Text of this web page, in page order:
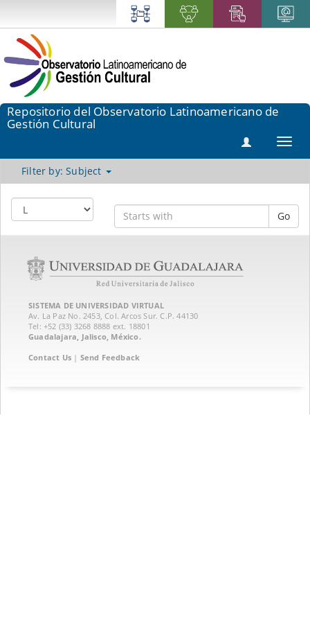
Repositorio del Observatorio Latinoamericano de
Gestión Cultural
Filter by: Subject
Go
SISTEMA DE UNIVERSIDAD VIRTUAL
Av. La Paz No. 2453, Col. Arcos Sur. C.P. 44130
Tel: +52 (33) 3268 8888‏ ext. 18801
Guadalajara, Jalisco, México.
Contact Us | Send Feedback